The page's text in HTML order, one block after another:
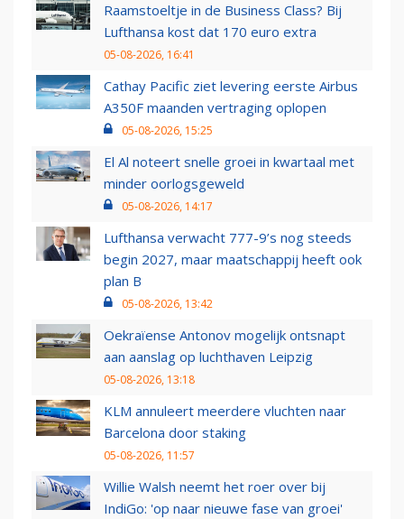
Raamstoeltje in de Business Class? Bij
Lufthansa kost dat 170 euro extra
05-08-2026, 16:41
Cathay Pacific ziet levering eerste Airbus
A350F maanden vertraging oplopen
05-08-2026, 15:25
El Al noteert snelle groei in kwartaal met
minder oorlogsgeweld
05-08-2026, 14:17
Lufthansa verwacht 777-9’s nog steeds
begin 2027, maar maatschappij heeft ook
plan B
05-08-2026, 13:42
Oekraïense Antonov mogelijk ontsnapt
aan aanslag op luchthaven Leipzig
05-08-2026, 13:18
KLM annuleert meerdere vluchten naar
Barcelona door staking
05-08-2026, 11:57
Willie Walsh neemt het roer over bij
IndiGo: 'op naar nieuwe fase van groei'